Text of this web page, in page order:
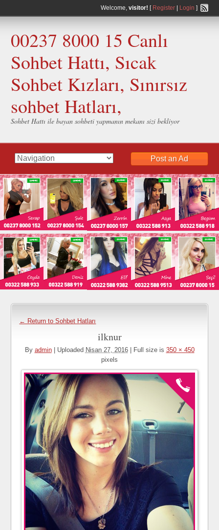
Welcome, visitor! [ Register| Login ]
00237 8000 15 Canlı
Sohbet Hattı, Sıcak
Sohbet Kızları, Sınırsız
sohbet Hatları,
Sohbet Hattı ile bayan sohbeti yapmanın mekanı sizi bekliyor
Post an Ad
← Return to Sohbet Hatları
ilknur
By admin Uploaded Nisan 27, 2016 Full size is 350 × 450
pixels